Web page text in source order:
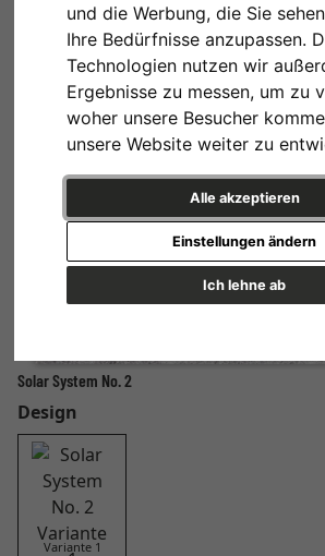
und die Werbung, die Sie
Ihre Bedürfnisse anzupassen.
Technologien nutzen wir
Ergebnisse zu messen, um zu
woher unsere Besucher
unsere Website weiter zu
Alle akzeptieren
Ich lehne ab
Einstellungen ändern
Solar System No. 2
Design
Variante 1